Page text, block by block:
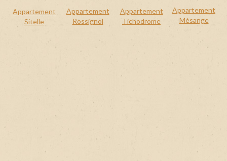
Appartement
Sitelle
Appartement
Rossignol
Appartement
Tichodrome
Appartement
Mésange
Facebook